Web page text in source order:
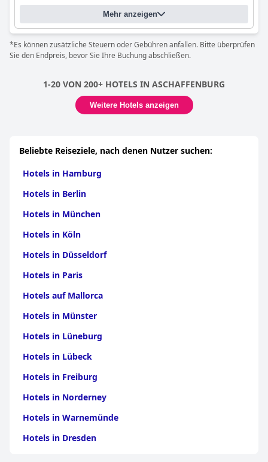
Mehr anzeigen
*Es können zusätzliche Steuern oder Gebühren anfallen. Bitte überprüfen
Sie den Endpreis, bevor Sie Ihre Buchung abschließen.
1-20 VON 200+ HOTELS IN ASCHAFFENBURG
Weitere Hotels anzeigen
Beliebte Reiseziele, nach denen Nutzer suchen:
Hotels in Hamburg
Hotels in Berlin
Hotels in München
Hotels in Köln
Hotels in Düsseldorf
Hotels in Paris
Hotels auf Mallorca
Hotels in Münster
Hotels in Lüneburg
Hotels in Lübeck
Hotels in Freiburg
Hotels in Norderney
Hotels in Warnemünde
Hotels in Dresden